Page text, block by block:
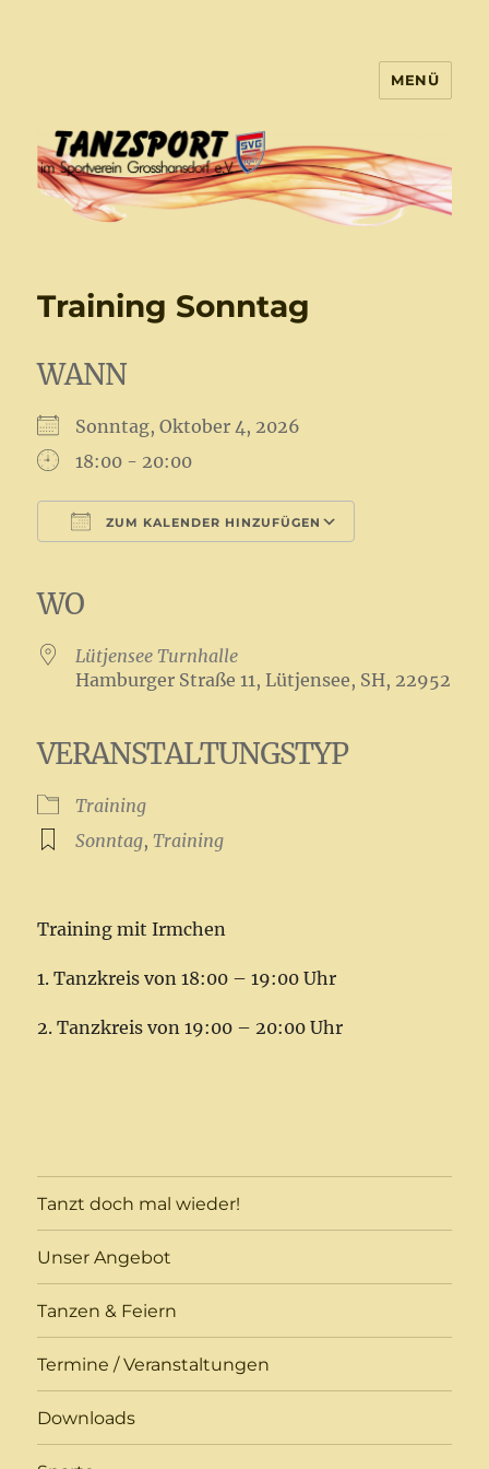
MENÜ
Training Sonntag
WANN
Sonntag, Oktober 4, 2026
18:00 - 20:00
ZUM KALENDER HINZUFÜGEN
WO
Lütjensee Turnhalle
Hamburger Straße 11, Lütjensee, SH, 22952
VERANSTALTUNGSTYP
Training
Sonntag,Training
Training mit Irmchen
1. Tanzkreis von 18:00 – 19:00 Uhr
2. Tanzkreis von 19:00 – 20:00 Uhr
Tanzt doch mal wieder!
Unser Angebot
Tanzen & Feiern
Termine / Veranstaltungen
Downloads